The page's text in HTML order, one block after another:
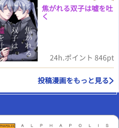
焦がれる双子は嘘を吐
く
24h.ポイント 846pt
投稿漫画をもっと見る